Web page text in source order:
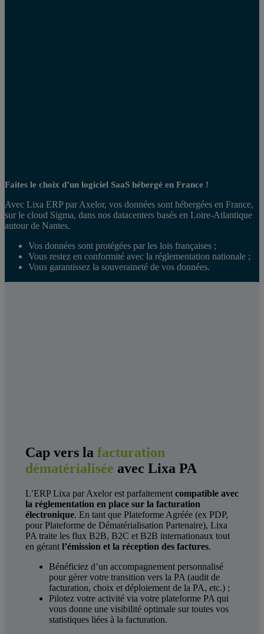
Faites le choix d’un logiciel SaaS hébergé en France !
Avec Lixa ERP par Axelor, vos données sont hébergées en France,
sur le cloud Sigma, dans nos datacenters basés en Loire-Atlantique
autour de Nantes.
Vos données sont protégées par les lois françaises ;
Vous restez en conformité avec la réglementation nationale ;
Vous garantissez la souveraineté de vos données.
Cap vers la facturation
dématérialisée avec Lixa PA
L’ERP Lixa par Axelor est parfaitement compatible avec
la réglementation en place sur la facturation
électronique. En tant que Plateforme Agréée (ex PDP,
pour Plateforme de Dématérialisation Partenaire), Lixa
PA traite les flux B2B, B2C et B2B internationaux tout
en gérant l’émission et la réception des factures.
Bénéficiez d’un accompagnement personnalisé
pour gérer votre transition vers la PA (audit de
facturation, choix et déploiement de la PA, etc.) ;
Pilotez votre activité via votre plateforme PA qui
vous donne une visibilité optimale sur toutes vos
statistiques liées à la facturation.